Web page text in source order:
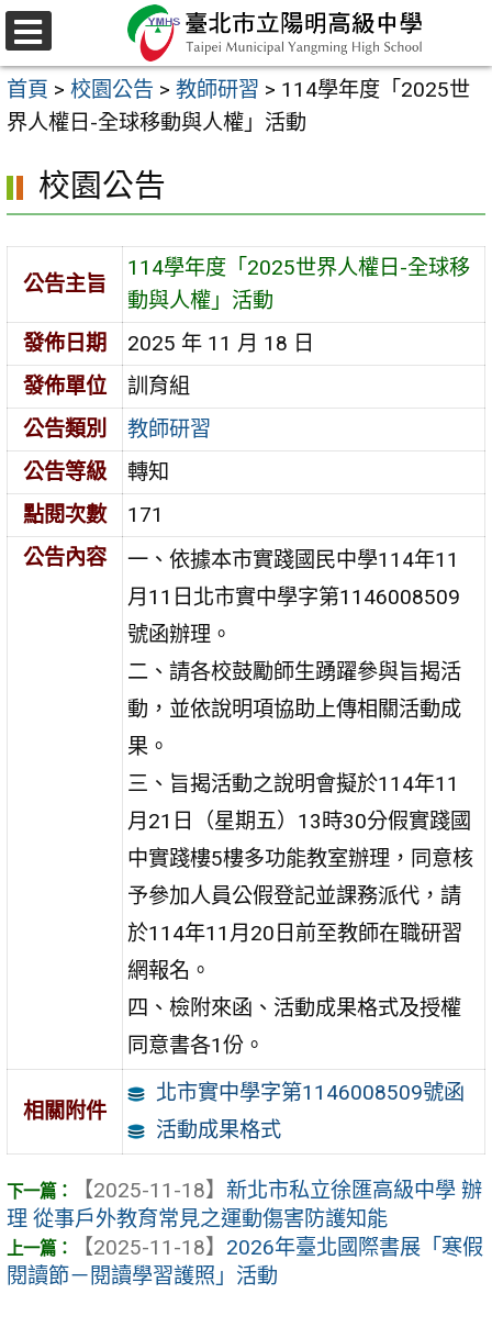
跳
至
主
要
容
區
選
單
首頁 > 校園公告 > 教師研習 > 114學年度「2025世
界人權日-全球移動與人權」活動
校園公告
公告主旨
114學年度「2025世界人權日-全球移
動與人權」活動
發佈日期
2025 年 11 月 18 日
發佈單位
訓育組
公告類別
教師研習
公告等級
轉知
點閱次數
171
公告內容
一、依據本市實踐國民中學114年11
月11日北市實中學字第1146008509
號函辦理。
二、請各校鼓勵師生踴躍參與旨揭活
動，並依說明項協助上傳相關活動成
果。
三、旨揭活動之說明會擬於114年11
月21日（星期五）13時30分假實踐國
中實踐樓5樓多功能教室辦理，同意核
予參加人員公假登記並課務派代，請
於114年11月20日前至教師在職研習
網報名。
四、檢附來函、活動成果格式及授權
同意書各1份。
相關附件
北市實中學字第1146008509號函
活動成果格式
【2025-11-18】 新北市私立徐匯高級中學 辦
理 從事戶外教育常見之運動傷害防護知能
【2025-11-18】 2026年臺北國際書展「寒假
閱讀節－閱讀學習護照」活動